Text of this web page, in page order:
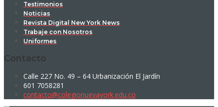
Testimonios
Noticias
Revista Digital New York News
Trabaje con Nosotros
Uniformes
Contacto
Calle 227 No. 49 – 64 Urbanización El Jardín
601 7058281
contacto@colegionuevayork.edu.co